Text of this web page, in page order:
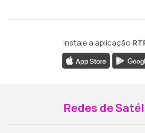
Instale a aplicação
Redes de